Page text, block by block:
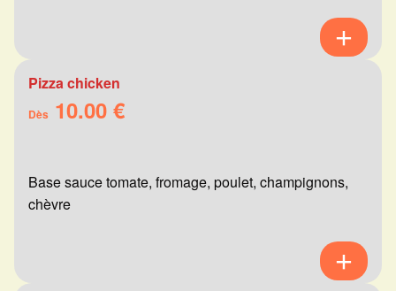
Pizza chicken
Dès 10.00 €
Base sauce tomate, fromage, poulet, champignons,
chèvre